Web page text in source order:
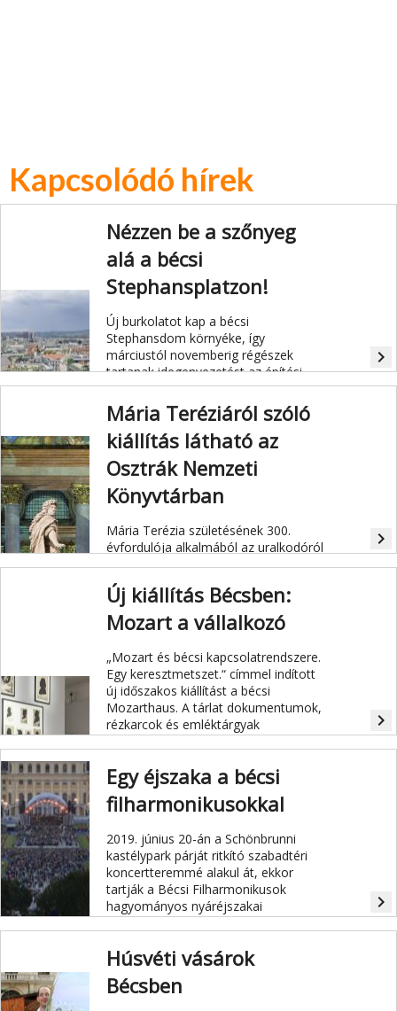
Kapcsolódó hírek
Nézzen be a szőnyeg
alá a bécsi
Stephansplatzon!
Új burkolatot kap a bécsi
Stephansdom környéke, így
márciustól novemberig régészek
tartanak idegenvezetést az építési
munkák miatt feltúrt téren. Mesélnek
a Stephansplatz viharos történetéről,
és a legújabb leletekről is.
navigate_next
Mária Teréziáról szóló
kiállítás látható az
Osztrák Nemzeti
Könyvtárban
Mária Terézia születésének 300.
évfordulója alkalmából az uralkodóról
szóló kiállítás látható Bécsben, az
Osztrák Nemzeti Könyvtár (ÖNB)
dísztermében.
navigate_next
Új kiállítás Bécsben:
Mozart a vállalkozó
„Mozart és bécsi kapcsolatrendszere.
Egy keresztmetszet.“ címmel indított
új időszakos kiállítást a bécsi
Mozarthaus. A tárlat dokumentumok,
rézkarcok és emléktárgyak
és vált ezáltal nemcsak felkapott
művésszé, hanem sikeres
vállalkozóvá is.
navigate_next
Egy éjszaka a bécsi
filharmonikusokkal
2019. június 20-án a Schönbrunni
kastélypark párját ritkító szabadtéri
koncertteremmé alakul át, ekkor
tartják a Bécsi Filharmonikusok
hagyományos nyáréjszakai
navigate_next
Húsvéti vásárok
Bécsben